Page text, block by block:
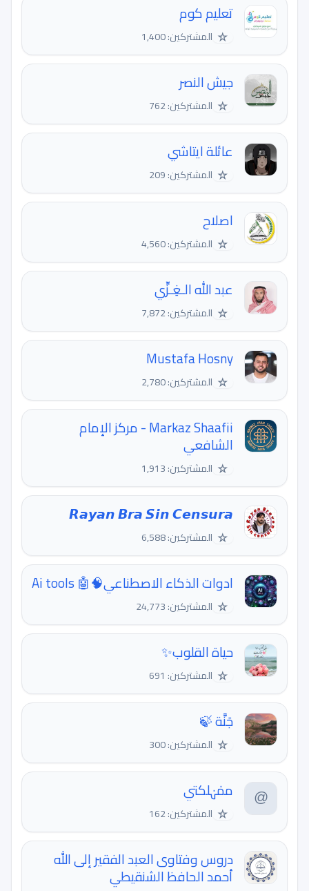
تعليم كوم
☆ المشتركين: 1,400
جيش النصر
☆ المشتركين: 762
عائلة ايتاشي
☆ المشتركين: 209
اصلاح
☆ المشتركين: 4,560
عبد الله الـغِـزِّي
☆ المشتركين: 7,872
Mustafa Hosny
☆ المشتركين: 2,780
Markaz Shaafii - مركز الإمام
الشافعي
☆ المشتركين: 1,913
𝙍𝙖𝙮𝙖𝙣 𝘽𝙧𝙖 𝙎𝙞𝙣 𝘾𝙚𝙣𝙨𝙪𝙧𝙖
☆ المشتركين: 6,588
ادوات الذكاء الاصطناعي🧠🤖 Ai tools
☆ المشتركين: 24,773
حياة القلوب✨
☆ المشتركين: 691
جَنَّة 🍃
☆ المشتركين: 300
ممٰہٰلكتي
☆ المشتركين: 162
دروس وفتاوى العبد الفقير إلى الله
أحمد الحافظ الشنقيطي